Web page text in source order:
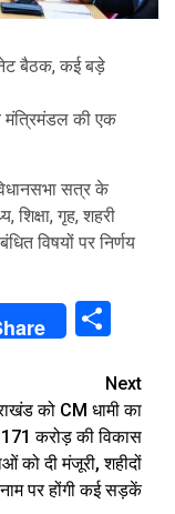
बैठक, कई बड़े
मंत्रिमंडल की एक
सत्र के
शिक्षा, गृह, शहरी
विषयों पर निर्णय
Next
को CM धामी का
करोड़ की विकास
को दी मंजूरी, शहीदों
पर होंगी कई सड़कें